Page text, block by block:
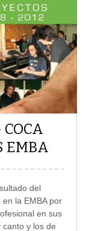
COCA
EMBA
del
la EMBA por
en sus
y los de